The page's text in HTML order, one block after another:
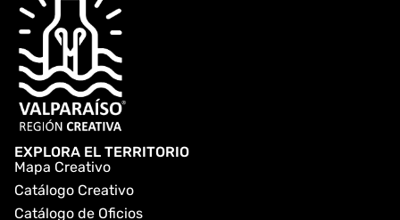
EXPLORA EL TERRITORIO
Mapa Creativo
Catálogo Creativo
Catálogo de Oficios